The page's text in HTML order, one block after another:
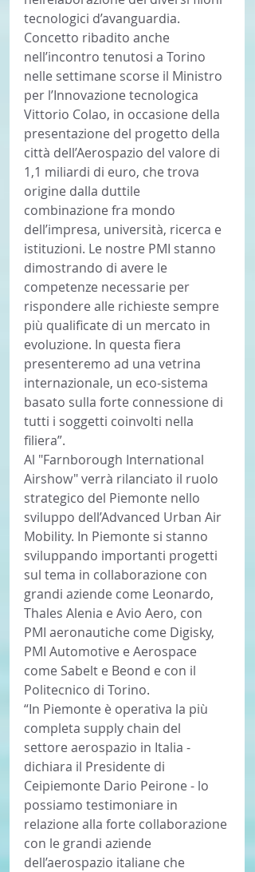
tecnologici d’avanguardia.
Concetto ribadito anche
nell’incontro tenutosi a Torino
nelle settimane scorse il Ministro
per l’Innovazione tecnologica
Vittorio Colao, in occasione della
presentazione del progetto della
città dell’Aerospazio del valore di
1,1 miliardi di euro, che trova
origine dalla duttile
combinazione fra mondo
dell’impresa, università, ricerca e
istituzioni. Le nostre PMI stanno
dimostrando di avere le
competenze necessarie per
rispondere alle richieste sempre
più qualificate di un mercato in
evoluzione. In questa fiera
presenteremo ad una vetrina
internazionale, un eco-sistema
basato sulla forte connessione di
tutti i soggetti coinvolti nella
filiera”.
Al "Farnborough International
Airshow" verrà rilanciato il ruolo
strategico del Piemonte nello
sviluppo dell’Advanced Urban Air
Mobility. In Piemonte si stanno
sviluppando importanti progetti
sul tema in collaborazione con
grandi aziende come Leonardo,
Thales Alenia e Avio Aero, con
PMI aeronautiche come Digisky,
PMI Automotive e Aerospace
come Sabelt e Beond e con il
Politecnico di Torino.
“In Piemonte è operativa la più
completa supply chain del
settore aerospazio in Italia -
dichiara il Presidente di
Ceipiemonte Dario Peirone - lo
possiamo testimoniare in
relazione alla forte collaborazione
con le grandi aziende
dell’aerospazio italiane che